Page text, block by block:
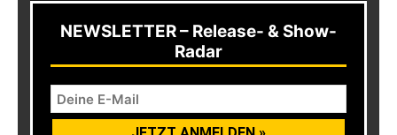
NEWSLETTER – Release- & Show-
Radar